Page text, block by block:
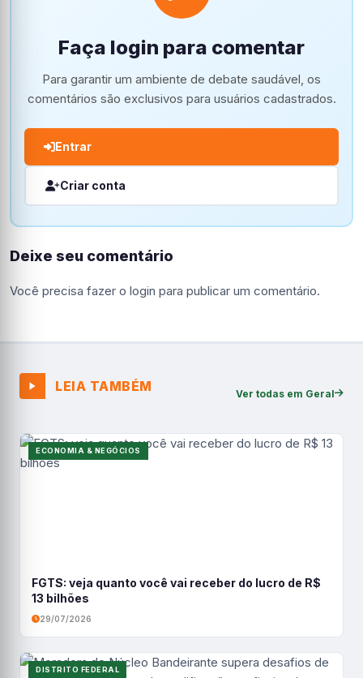
Faça login para comentar
Para garantir um ambiente de debate saudável, os
comentários são exclusivos para usuários cadastrados.
Entrar
Criar conta
Deixe seu comentário
Você precisa fazer o login para publicar um comentário.
LEIA TAMBÉM Ver todas em Geral
ECONOMIA & NEGÓCIOS
FGTS: veja quanto você vai receber do lucro de R$
13 bilhões
29/07/2026
DISTRITO FEDERAL